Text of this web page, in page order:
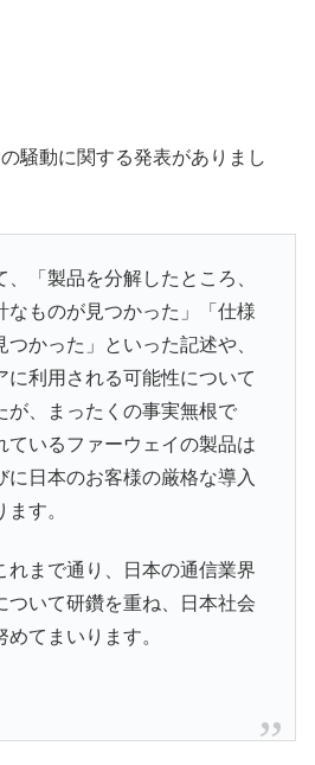
騒動に関する発表がありまし
「製品を分解したところ、
なものが見つかった」「仕様
かった」といった記述や、
に利用される可能性について
が、まったくの事実無根で
ているファーウェイの製品は
に日本のお客様の厳格な導入
す。
れまで通り、日本の通信業界
ついて研鑽を重ね、日本社会
てまいります。